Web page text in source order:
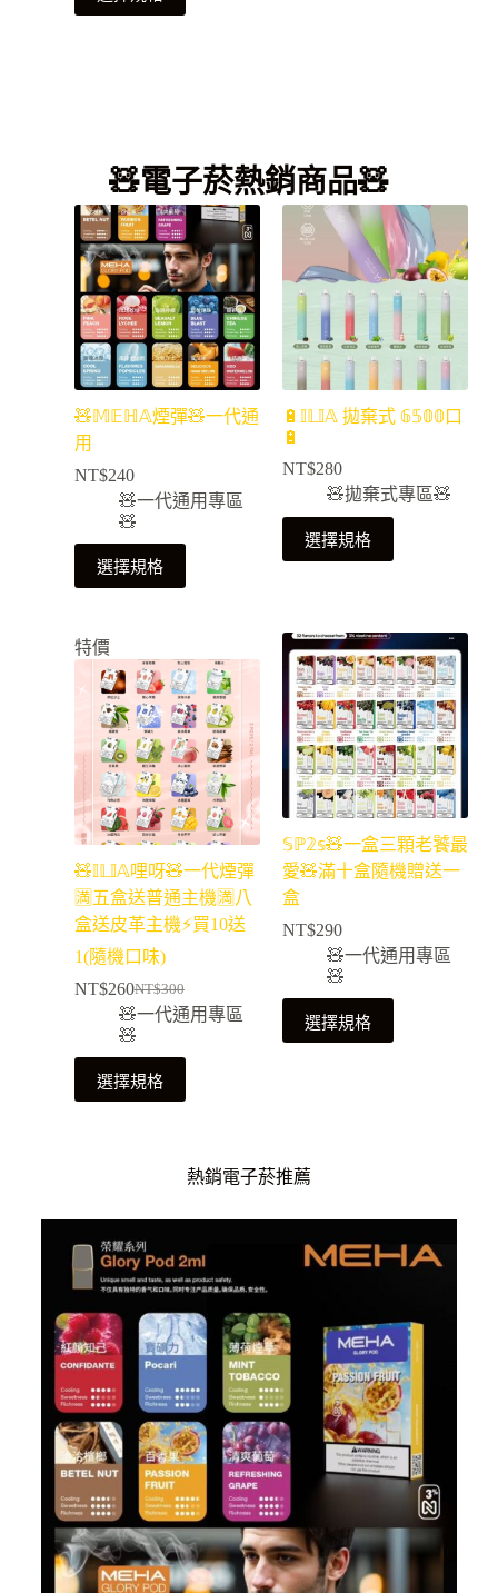
🧸電子菸熱銷商品🧸
🧸𝕄𝔼ℍ𝔸煙彈🧸一代通
用
NT$240
🧸一代通用專區
🧸
選擇規格
🔋𝕀𝕃𝕀𝔸 拋棄式 𝟞𝟝𝟘𝟘口
🔋
NT$280
🧸拋棄式專區🧸
選擇規格
特價
🧸𝕀𝕃𝕀𝔸哩呀🧸一代煙彈
🈵五盒送普通主機🈵八
盒送皮革主機⚡買10送
1(隨機口味)
NT$300
NT$260
🧸一代通用專區
🧸
選擇規格
𝕊ℙ𝟚𝕤🧸一盒三顆老饕最
愛🧸滿十盒隨機贈送一
盒
NT$290
🧸一代通用專區
🧸
選擇規格
熱銷電子菸推薦